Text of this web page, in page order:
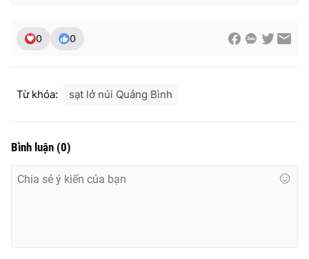
VTV Money
VTV Sức khoẻ Bất động sản
VTV4
0 0
Từ khóa: sạt lở núi Quảng Bình
Bình luận (0)